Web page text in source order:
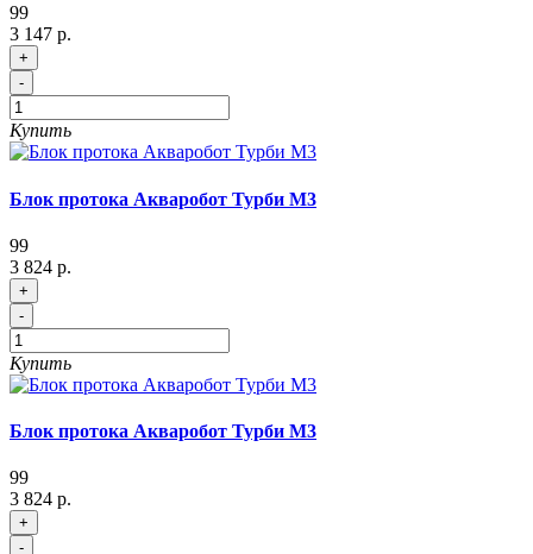
99
3 147 р.
+
-
Купить
Блок протока Акваробот Турби М3
99
3 824 р.
+
-
Купить
Блок протока Акваробот Турби М3
99
3 824 р.
+
-